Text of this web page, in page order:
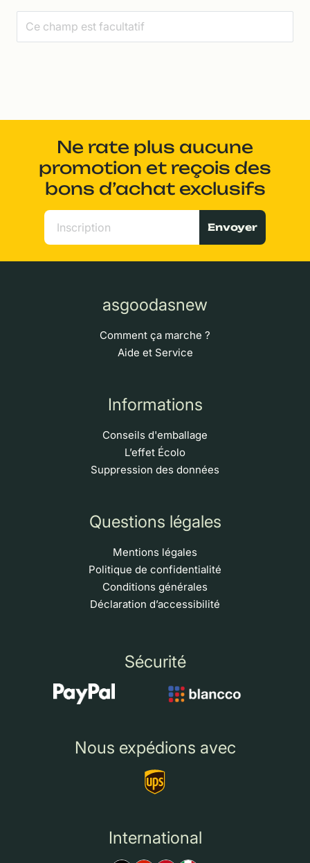
Ne rate plus aucune
promotion et reçois des
bons d’achat exclusifs
Envoyer
asgoodasnew
Comment ça marche ?
Aide et Service
Informations
Conseils d'emballage
L’effet Écolo
Suppression des données
Questions légales
Mentions légales
Politique de confidentialité
Conditions générales
Déclaration d’accessibilité
Sécurité
Nous expédions avec
International